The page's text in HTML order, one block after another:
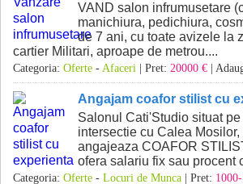
VAND salon infrumusetare
manichiura, pedichiura,
de 7 ani, cu toate avizele la
cartier Militari, aproape de metrou....
Categoria: Oferte - Afaceri | Pret: 20000 € |
Angajam coafor stilist cu
Salonul Cati'Studio situat
intersectie cu Calea Mosilor,
angajeaza COAFOR
ofera salariu fix sau procent
Categoria: Oferte - Locuri de Munca | Pret: